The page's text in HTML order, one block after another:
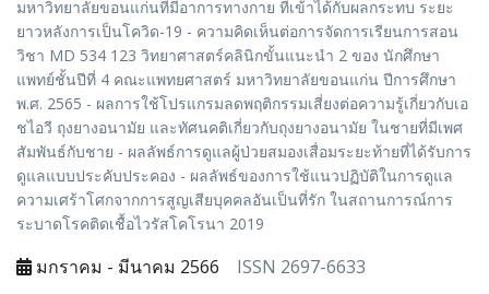
มหาวิทยาลัยขอนแก่นที่มีอาการทางกาย ที่เข้าได้กับผลกระทบ ระยะ
ยาวหลังการเป็นโควิด-19 - ความคิดเห็นต่อการจัดการเรียนการสอน
วิชา MD 534 123 วิทยาศาสตร์คลินิกขั้นแนะนำ 2 ของ นักศึกษา
แพทย์ชั้นปีที่ 4 คณะแพทยศาสตร์ มหาวิทยาลัยขอนแก่น ปีการศึกษา
พ.ศ. 2565 - ผลการใช้โปรแกรมลดพฤติกรรมเสี่ยงต่อความรู้เกี่ยวกับเอ
ชไอวี ถุงยางอนามัย และทัศนคติเกี่ยวกับถุงยางอนามัย ในชายที่มีเพศ
สัมพันธ์กับชาย - ผลลัพธ์การดูแลผู้ป่วยสมองเสื่อมระยะท้ายที่ได้รับการ
ดูแลแบบประคับประคอง - ผลลัพธ์ของการใช้แนวปฏิบัติในการดูแล
ความเศร้าโศกจากการสูญเสียบุคคลอันเป็นที่รัก ในสถานการณ์การ
ระบาดโรคติดเชื้อไวรัสโคโรนา 2019
มกราคม - มีนาคม 2566 ISSN 2697-6633